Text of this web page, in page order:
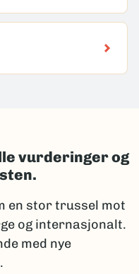
vurderinger og
en stor trussel mot
og internasjonalt.
med nye